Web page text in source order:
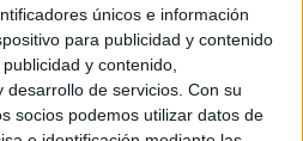
únicos e información
para publicidad y contenido
y contenido,
de servicios. Con su
socios podemos utilizar datos de
en el escrito, a la
se le deberá